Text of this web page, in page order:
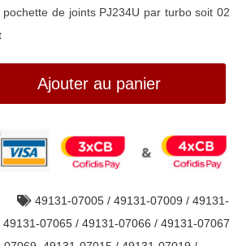
de joints PJ234U par turbo soit 02
Ajouter au panier
49131-07005 / 49131-07009 / 49131-
07065 / 49131-07066 / 49131-07067